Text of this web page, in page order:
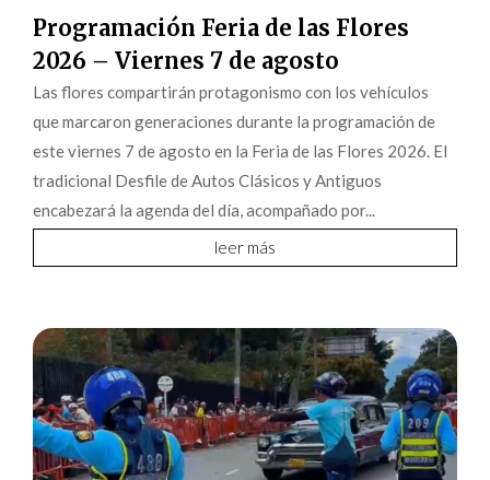
Programación Feria de las Flores
2026 – Viernes 7 de agosto
Las flores compartirán protagonismo con los vehículos
que marcaron generaciones durante la programación de
este viernes 7 de agosto en la Feria de las Flores 2026. El
tradicional Desfile de Autos Clásicos y Antiguos
encabezará la agenda del día, acompañado por...
leer más